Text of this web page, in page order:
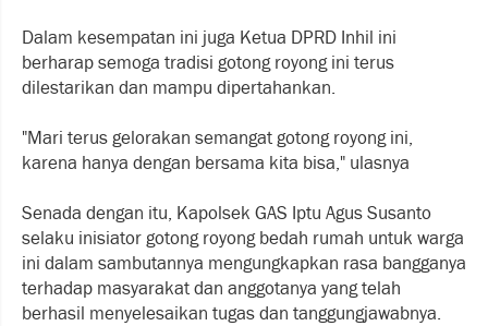
Dalam kesempatan ini juga Ketua DPRD Inhil ini
berharap semoga tradisi gotong royong ini terus
dilestarikan dan mampu dipertahankan.
"Mari terus gelorakan semangat gotong royong ini,
karena hanya dengan bersama kita bisa," ulasnya
Senada dengan itu, Kapolsek GAS Iptu Agus Susanto
selaku inisiator gotong royong bedah rumah untuk warga
ini dalam sambutannya mengungkapkan rasa bangganya
terhadap masyarakat dan anggotanya yang telah
berhasil menyelesaikan tugas dan tanggungjawabnya.